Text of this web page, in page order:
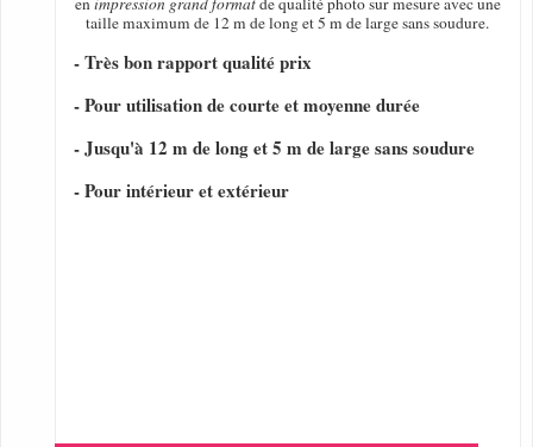
taille maximum de 12 m de long et 5 m de large sans soudure.
- Très bon rapport qualité prix
- Pour utilisation de courte et moyenne durée
- Jusqu'à 12 m de long et 5 m de large sans soudure
- Pour intérieur et extérieur